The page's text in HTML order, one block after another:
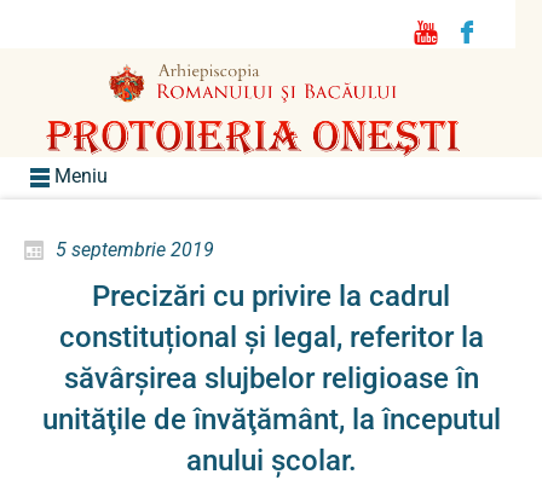
Meniu
5 septembrie 2019
Precizări cu privire la cadrul
constituțional și legal, referitor la
săvârşirea slujbelor religioase în
unităţile de învăţământ, la începutul
anului școlar.